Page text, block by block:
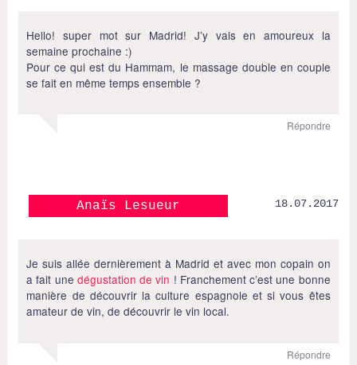
Hello! super mot sur Madrid! J’y vais en amoureux la
semaine prochaine :)
Pour ce qui est du Hammam, le massage double en couple
se fait en même temps ensemble ?
Répondre
Anaïs Lesueur 18.07.2017
Je suis allée dernièrement à Madrid et avec mon copain on
a fait une dégustation de vin ! Franchement c’est une bonne
manière de découvrir la culture espagnole et si vous êtes
amateur de vin, de découvrir le vin local.
Répondre